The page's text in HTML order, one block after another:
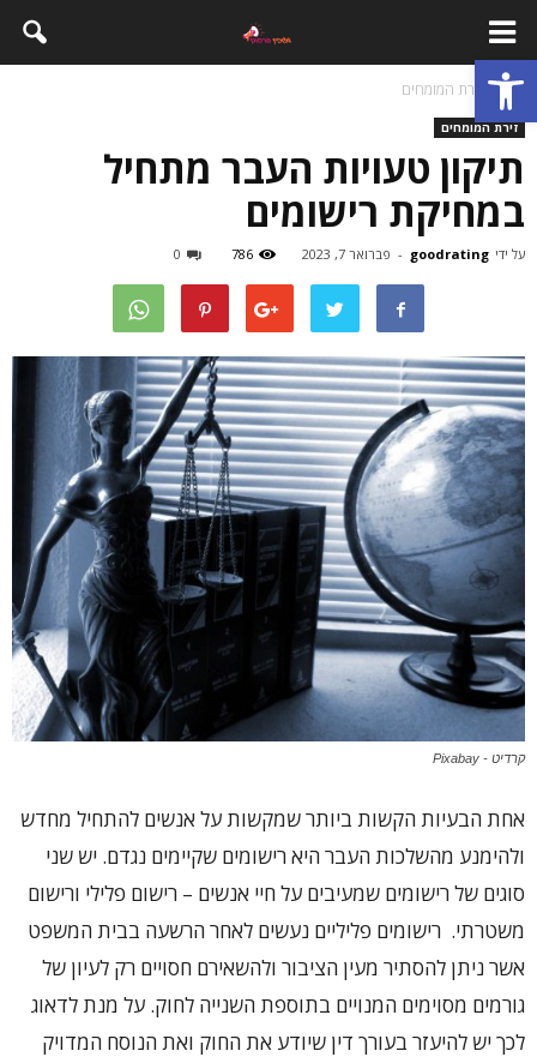
פתח סרגל נגישות
בית זירת המומחים
זירת המומחים
תיקון טעויות העבר מתחיל
במחיקת רישומים
על ידי goodrating
- פברואר 7, 2023 786
0
קרדיט - Pixabay
אחת הבעיות הקשות ביותר שמקשות על אנשים להתחיל מחדש
ולהימנע מהשלכות העבר היא רישומים שקיימים נגדם. יש שני
סוגים של רישומים שמעיבים על חיי אנשים – רישום פלילי ורישום
משטרתי. רישומים פליליים נעשים לאחר הרשעה בבית המשפט
אשר ניתן להסתיר מעין הציבור ולהשאירם חסויים רק לעיון של
גורמים מסוימים המנויים בתוספת השנייה לחוק. על מנת לדאוג
לכך יש להיעזר בעורך דין שיודע את החוק ואת הנוסח המדויק